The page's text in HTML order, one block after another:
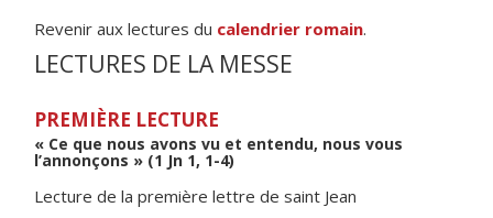
Revenir aux lectures du calendrier romain.
LECTURES DE LA MESSE
PREMIÈRE LECTURE
« Ce que nous avons vu et entendu, nous vous
l’annonçons » (1 Jn 1, 1-4)
Lecture de la première lettre de saint Jean